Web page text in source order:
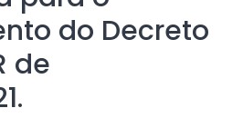
do Decreto
de